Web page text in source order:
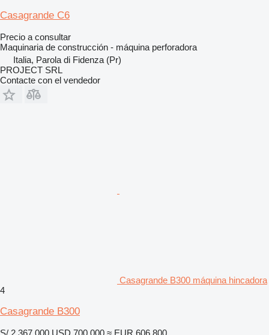
Casagrande C6
Precio a consultar
Maquinaria de construcción - máquina perforadora
Italia, Parola di Fidenza (Pr)
PROJECT SRL
Contacte con el vendedor
Casagrande B300 máquina hincadora
4
Casagrande B300
S/ 2,367,000 USD 700,000 ≈ EUR 606,800